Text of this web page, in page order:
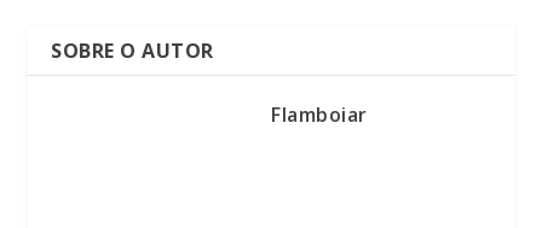
SOBRE O AUTOR
Flamboiar